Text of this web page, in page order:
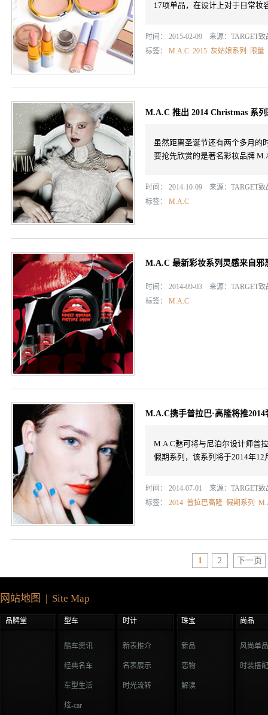
17项单品，在设计上对于日常妆
时间： 2015-02-09 来源： TARGET致
标签： M.A.C 2015 灰姑娘系列 限量
M.A.C 推出 2014 Christmas 系
虽然距离圣诞节还有两个多月的
要抢先欣赏的是著名彩妆品牌
时间： 2014-10-09 来源： TARGET致
标签： M.A.C
M.A.C 最新彩妆系列灵感来自邪
时间： 2014-09-03 来源： TARGET致
标签： M.A.C
M.A.C携手普拉巴·高隆将推
M.A.C魅可将与尼泊尔设计师普
假期系列，该系列将于2014年
时间： 2014-07-01 来源： TARGET致
标签： 2014 普拉巴高隆 假期系列
1 2 下一页
网站地图 | Site Map
品牌堂 型车 时计 珠宝 尚品
酷车资讯
经典名车
车型生活
炫-car
新表推介
名表展示
时光流转
新品
恋物
解读
风尚单品
时装搭配